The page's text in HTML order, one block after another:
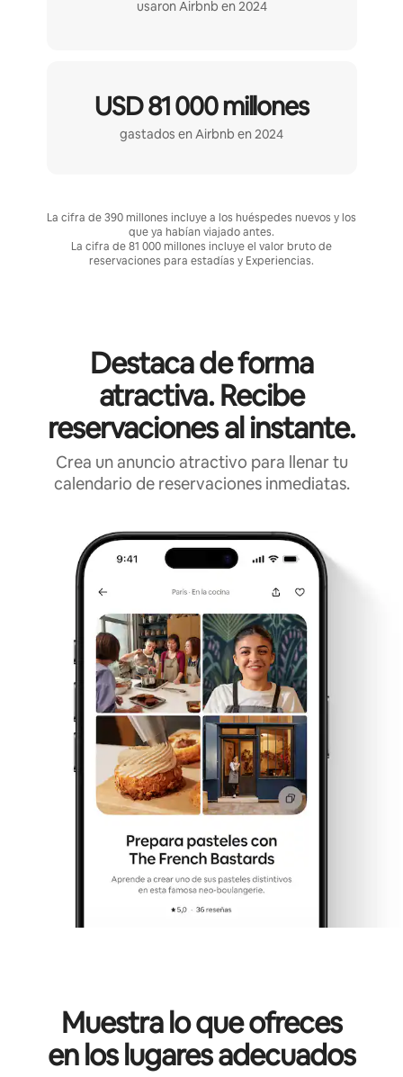
usaron Airbnb en 2024
USD 81 000 millones
gastados en Airbnb en 2024
La cifra de 390 millones incluye a los huéspedes nuevos y los
que ya habían viajado antes.
La cifra de 81 000 millones incluye el valor bruto de
reservaciones para estadías y Experiencias.
Destaca de forma
atractiva. Recibe
reservaciones al instante.
Crea un anuncio atractivo para llenar tu
calendario de reservaciones inmediatas.
Muestra lo que ofreces
en los lugares adecuados